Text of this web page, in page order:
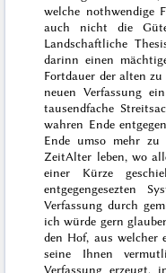
welche nothwendige
auch nicht die
Landschaftliche
darinn einen
Fortdauer der alten
neuen Verfassung
tausendfache
wahren Ende
Ende umso mehr
ZeitAlter leben, wo
einer Kürze
entgegengesezten
Verfassung durch
ichwürde gern
den Hof, aus welcher
seine Ihnen
Verfassung erzeugt,